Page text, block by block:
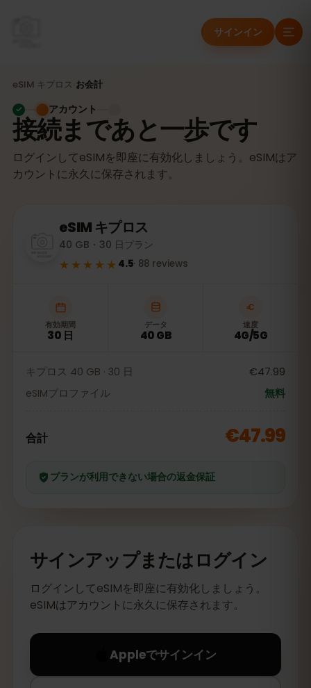
サインイン
eSIM キプロス お会計
接続まであと一歩です
ログインしてeSIMを即座に有効化しましょう。eSIMはア
カウントに永久に保存されます。
アカウント
eSIM キプロス
40 GB・30 日プラン
★★★★★ 4.5· 88 reviews
有効期間
30 日
データ
40 GB
速度
4G/5G
キプロス 40 GB · 30 日
€47.99
eSIMプロファイル
無料
合計 €47.99
プランが利用できない場合の返金保証
サインアップまたはログイン
ログインしてeSIMを即座に有効化しましょう。
eSIMはアカウントに永久に保存されます。
Appleでサインイン